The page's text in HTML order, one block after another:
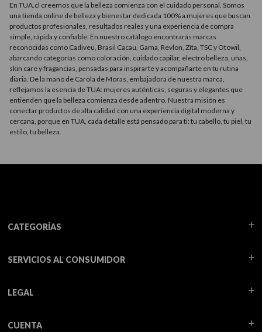
En TUA.cl creemos que la belleza comienza con el cuidado personal. Somos
una tienda online de belleza y bienestar dedicada 100% a mujeres que buscan
productos profesionales, resultados reales y una experiencia de compra
simple, rápida y confiable. En nuestro catálogo encontrarás marcas
reconocidas como Cadiveu, Brasil Cacau, Gama, Revlon, Zíta, TSC y Otowil,
abarcando categorías como coloración, cuidado capilar, electro belleza, uñas,
skin care y fragancias, pensadas para inspirarte y acompañarte en tu rutina
diaria. De la mano de Carola de Moras, embajadora de nuestra marca,
reflejamos la esencia de TUA: mujeres auténticas, seguras y elegantes que
entienden que la belleza comienza desde adentro. Nuestra misión es
conectar productos de alta calidad con una experiencia digital moderna y
cercana, porque en TUA, cada detalle está pensado para ti: tu cabello, tu piel, tu
estilo, tu belleza.
CATEGORÍAS
SERVICIOS AL CONSUMIDOR
LEGAL
CUENTA